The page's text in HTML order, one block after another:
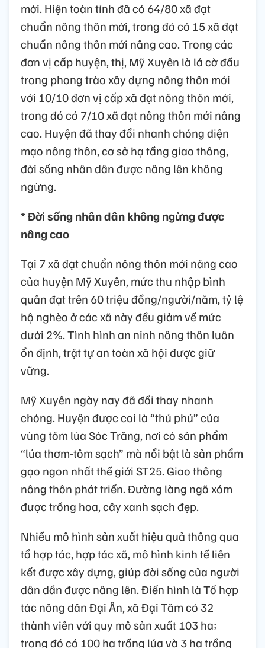
mới. Hiện toàn tỉnh đã có 64/80 xã đạt
chuẩn nông thôn mới, trong đó có 15 xã đạt
chuẩn nông thôn mới nâng cao. Trong các
đơn vị cấp huyện, thị, Mỹ Xuyên là lá cờ đầu
trong phong trào xây dựng nông thôn mới
với 10/10 đơn vị cấp xã đạt nông thôn mới,
trong đó có 7/10 xã đạt nông thôn mới nâng
cao. Huyện đã thay đổi nhanh chóng diện
mạo nông thôn, cơ sở hạ tầng giao thông,
đời sống nhân dân được nâng lên không
ngừng.
* Đời sống nhân dân không ngừng được
nâng cao
Tại 7 xã đạt chuẩn nông thôn mới nâng cao
của huyện Mỹ Xuyên, mức thu nhập bình
quân đạt trên 60 triệu đồng/người/năm, tỷ lệ
hộ nghèo ở các xã này đều giảm về mức
dưới 2%. Tình hình an ninh nông thôn luôn
ổn định, trật tự an toàn xã hội được giữ
vững.
Mỹ Xuyên ngày nay đã đổi thay nhanh
chóng. Huyện được coi là “thủ phủ” của
vùng tôm lúa Sóc Trăng, nơi có sản phẩm
“lúa thơm-tôm sạch” mà nổi bật là sản phẩm
gạo ngon nhất thế giới ST25. Giao thông
nông thôn phát triển. Đường làng ngõ xóm
được trồng hoa, cây xanh sạch đẹp.
Nhiều mô hình sản xuất hiệu quả thông qua
tổ hợp tác, hợp tác xã, mô hình kinh tế liên
kết được xây dựng, giúp đời sống của người
dân dần được nâng lên. Điển hình là Tổ hợp
tác nông dân Đại Ân, xã Đại Tâm có 32
thành viên với quy mô sản xuất 103 ha;
trong đó có 100 ha trồng lúa và 3 ha trồng